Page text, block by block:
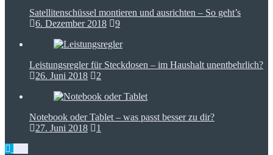
Satellitenschüssel montieren und ausrichten – So geht’s
6. Dezember 2018
9
Leistungsregler für Steckdosen – im Haushalt unentbehrlich?
26. Juni 2018
2
Notebook oder Tablet – was passt besser zu dir?
27. Juni 2018
1